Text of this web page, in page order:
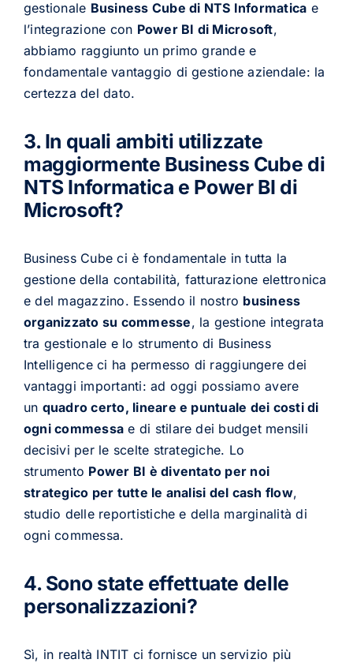
gestionale Business Cube di NTS Informatica e
l’integrazione con Power BI di Microsoft,
abbiamo raggiunto un primo grande e
fondamentale vantaggio di gestione aziendale: la
certezza del dato.
3. In quali ambiti utilizzate
maggiormente Business Cube di
NTS Informatica e Power BI di
Microsoft?
Business Cube ci è fondamentale in tutta la
gestione della contabilità, fatturazione elettronica
e del magazzino. Essendo il nostro business
organizzato su commesse, la gestione integrata
tra gestionale e lo strumento di Business
Intelligence ci ha permesso di raggiungere dei
vantaggi importanti: ad oggi possiamo avere
un quadro certo, lineare e puntuale dei costi di
ogni commessa e di stilare dei budget mensili
decisivi per le scelte strategiche. Lo
strumento Power BI è diventato per noi
strategico per tutte le analisi del cash flow,
studio delle reportistiche e della marginalità di
ogni commessa.
4. Sono state effettuate delle
personalizzazioni?
Sì, in realtà INTIT ci fornisce un servizio più